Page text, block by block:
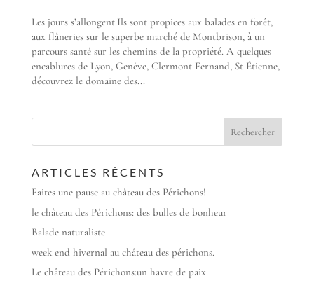
Les jours s’allongent.Ils sont propices aux balades en forêt,
aux flâneries sur le superbe marché de Montbrison, à un
parcours santé sur les chemins de la propriété. A quelques
encablures de Lyon, Genève, Clermont Fernand, St Étienne,
découvrez le domaine des...
ARTICLES RÉCENTS
Faites une pause au château des Périchons!
le château des Périchons: des bulles de bonheur
Balade naturaliste
week end hivernal au château des périchons.
Le château des Périchons:un havre de paix